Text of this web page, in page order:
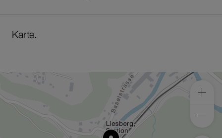
Karte.